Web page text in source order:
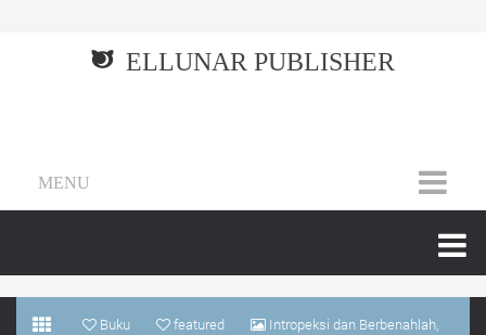
ELLUNAR PUBLISHER
MENU
Buku featured Intropeksi dan Berbenahlah,